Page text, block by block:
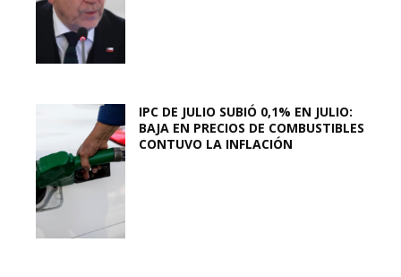
IPC DE JULIO SUBIÓ 0,1% EN JULIO:
BAJA EN PRECIOS DE COMBUSTIBLES
CONTUVO LA INFLACIÓN